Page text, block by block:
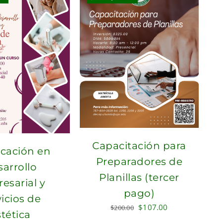
en
y
de
Capacitación para
Preparadores de
Planillas (tercer
pago)
$200.00 Original
$107.00